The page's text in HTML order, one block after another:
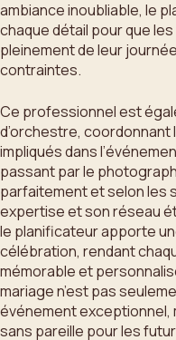
ambiance inoubliable, le
chaque détail pour que
pleinement de leur
contraintes.
Ce professionnel est
d’orchestre,
impliqués dans
passant par le
parfaitement et selon les
expertise et son réseau
le planificateur apporte
célébration, rendant
mémorable et
mariage n’est pas
événement exceptionnel,
sans pareille pour les